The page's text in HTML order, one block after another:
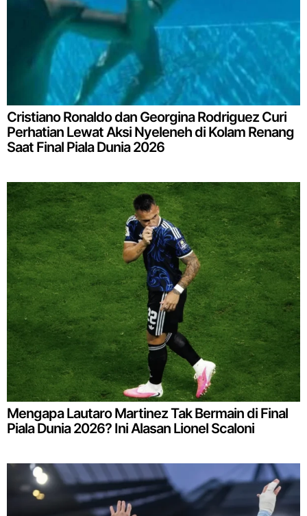
Cristiano Ronaldo dan Georgina Rodriguez Curi
Perhatian Lewat Aksi Nyeleneh di Kolam Renang
Saat Final Piala Dunia 2026
Mengapa Lautaro Martinez Tak Bermain di Final
Piala Dunia 2026? Ini Alasan Lionel Scaloni